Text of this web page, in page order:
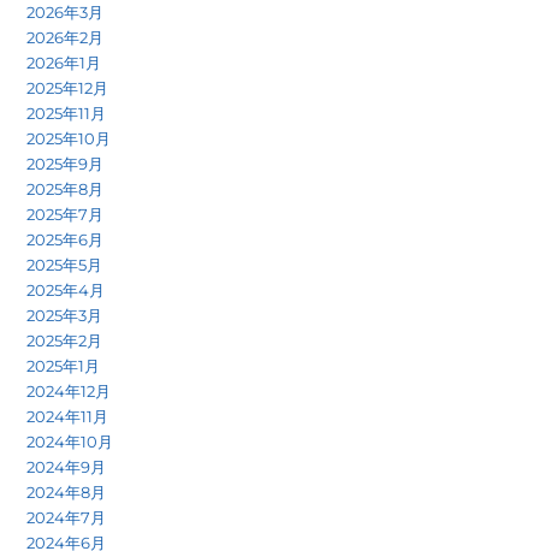
2026年3月
2026年2月
2026年1月
2025年12月
2025年11月
2025年10月
2025年9月
2025年8月
2025年7月
2025年6月
2025年5月
2025年4月
2025年3月
2025年2月
2025年1月
2024年12月
2024年11月
2024年10月
2024年9月
2024年8月
2024年7月
2024年6月